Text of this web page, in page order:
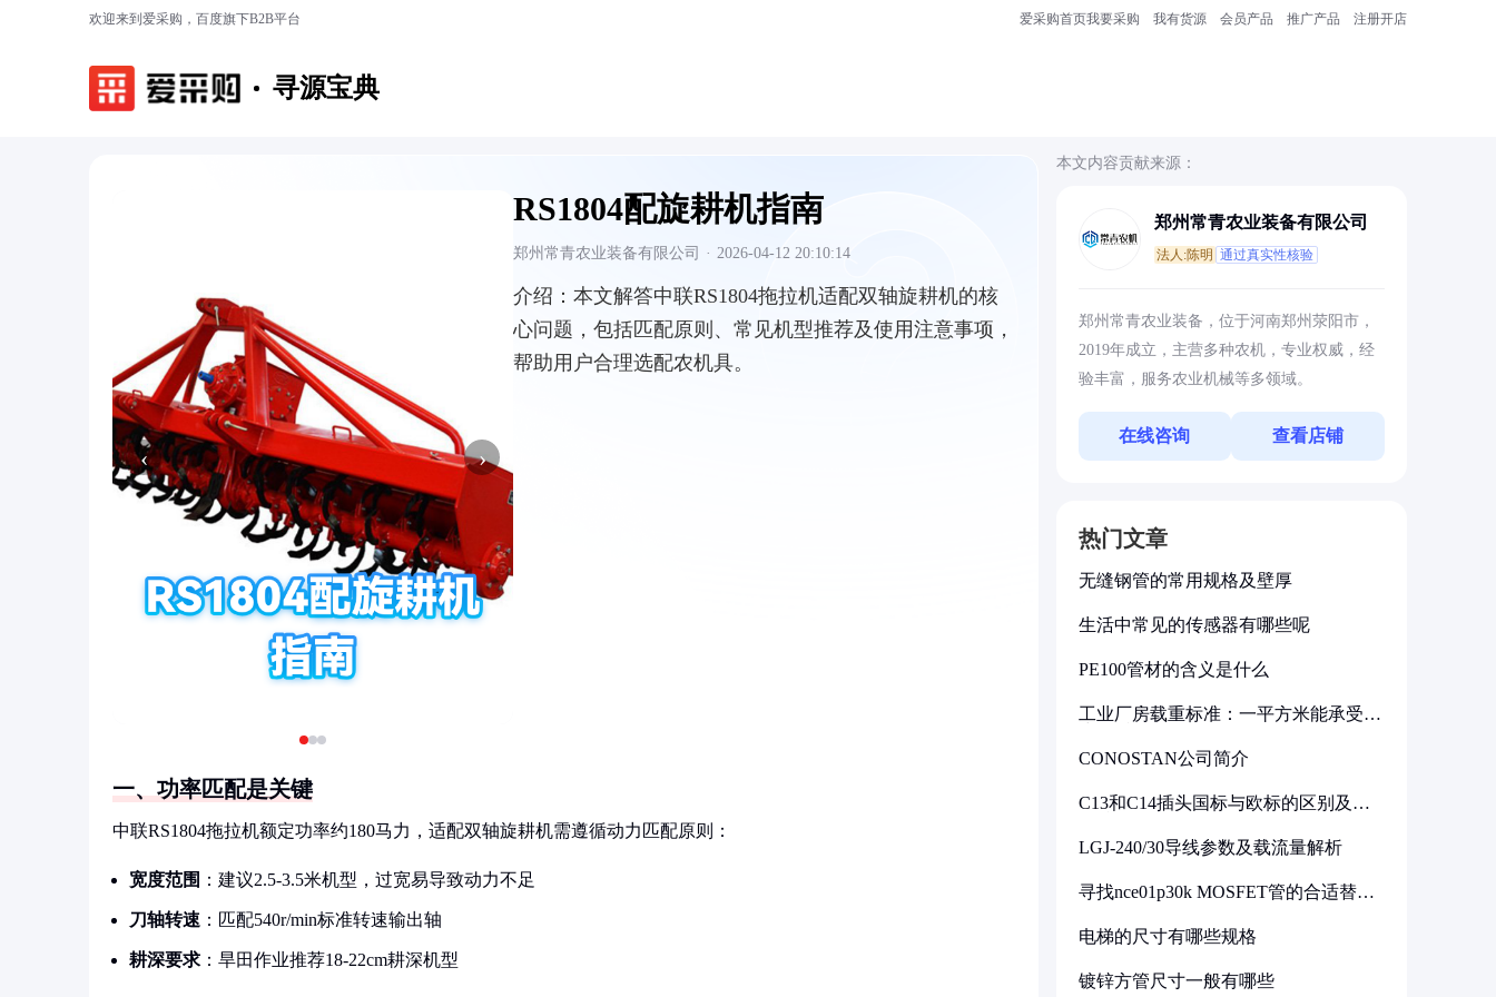
欢迎来到爱采购，百度旗下B2B平台 爱采购首页我要采购 我有货源 会员产品 推广产品 注册开店
寻源宝典
‹ ›
RS1804配旋耕机指南
郑州常青农业装备有限公司 · 2026-04-12 20:10:14
介绍： 本文解答中联RS1804拖拉机适配双轴旋耕机的核
心问题，包括匹配原则、常见机型推荐及使用注意事项，
帮助用户合理选配农机具。
一、功率匹配是关键
中联RS1804拖拉机额定功率约180马力，适配双轴旋耕机需遵循动力匹配原则：
宽度范围 ：建议2.5-3.5米机型，过宽易导致动力不足
刀轴转速 ：匹配540r/min标准转速输出轴
耕深要求 ：旱田作业推荐18-22cm耕深机型
本文内容贡献来源：
郑州常青农业装备有限公司
法人:陈明 通过真实性核验
郑州常青农业装备，位于河南郑州荥阳市，
2019年成立，主营多种农机，专业权威，经
验丰富，服务农业机械等多领域。
在线咨询 查看店铺
热门文章
无缝钢管的常用规格及壁厚
生活中常见的传感器有哪些呢
PE100管材的含义是什么
工业厂房载重标准：一平方米能承受多
CONOSTAN公司简介
C13和C14插头国标与欧标的区别及其
LGJ-240/30导线参数及载流量解析
寻找nce01p30k MOSFET管的合适替代
电梯的尺寸有哪些规格
镀锌方管尺寸一般有哪些